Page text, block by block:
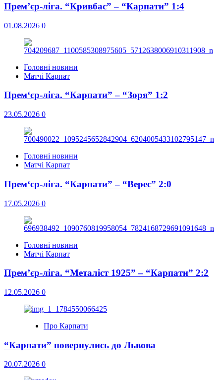
Прем’єр-ліга. “Кривбас” – “Карпати” 1:4
01.08.2026 0
Головні новини
Матчі Карпат
Прем‘єр-ліга. “Карпати” – “Зоря” 1:2
23.05.2026 0
Головні новини
Матчі Карпат
Прем‘єр-ліга. “Карпати” – “Верес” 2:0
17.05.2026 0
Головні новини
Матчі Карпат
Прем’єр-ліга. “Металіст 1925” – “Карпати” 2:2
12.05.2026 0
Про Карпати
“Карпати” повернулись до Львова
20.07.2026 0